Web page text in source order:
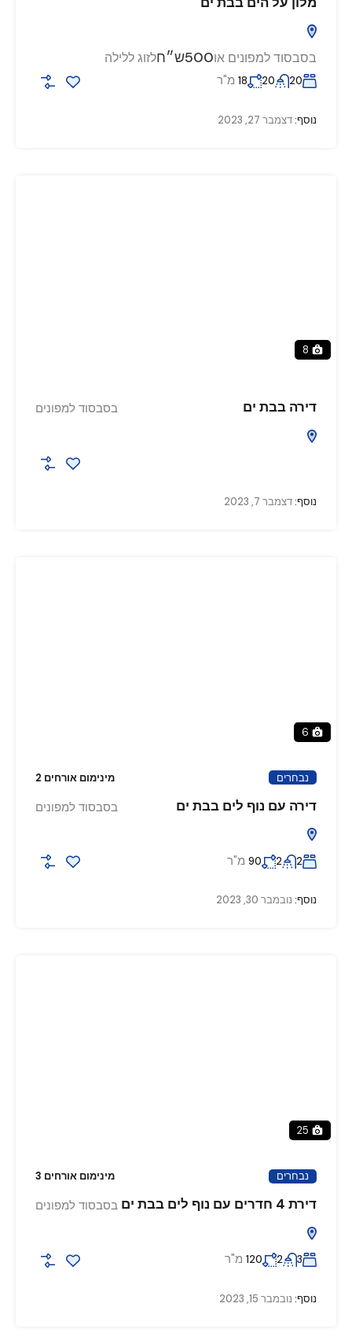
בסבסוד למפונים או500ש״ח לזוג ללילה
20
20
18 מ"ר
נוסף:דצמבר 27, 2023
8
דירה בבת ים בסבסוד למפונים
נוסף:דצמבר 7, 2023
6
נבחרים מינימום אורחים 2
דירה עם נוף לים בבת ים בסבסוד למפונים
2
2
90 מ"ר
נוסף: נובמבר 30, 2023
25
נבחרים מינימום אורחים 3
דירת 4 חדרים עם נוף לים בבת ים בסבסוד למפונים
3
2
120 מ"ר
נוסף: נובמבר 15, 2023